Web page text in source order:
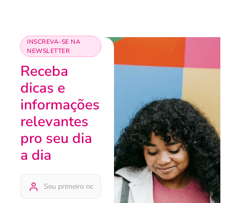
INSCREVA-SE NA
NEWSLETTER
Receba
dicas e
informações
relevantes
pro seu dia
a dia